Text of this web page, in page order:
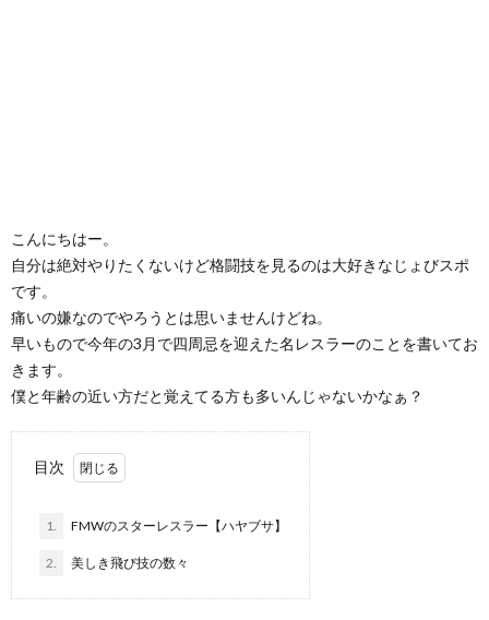
こんにちはー。
自分は絶対やりたくないけど格闘技を見るのは大好きなじょびスポ
です。
痛いの嫌なのでやろうとは思いませんけどね。
早いもので今年の3月で四周忌を迎えた名レスラーのことを書いてお
きます。
僕と年齢の近い方だと覚えてる方も多いんじゃないかなぁ？
目次
1. FMWのスターレスラー【ハヤブサ】
2. 美しき飛び技の数々